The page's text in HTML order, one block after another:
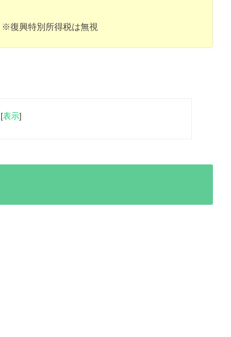
※復興特別所得税は無視
[表示]